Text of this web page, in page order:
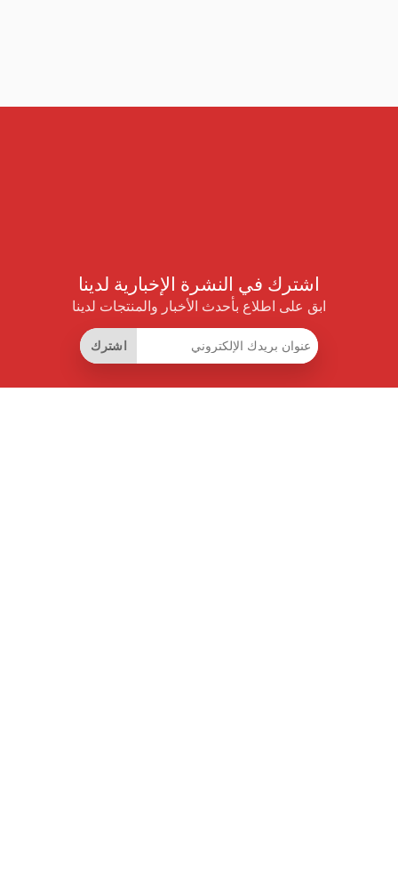
اشترك في النشرة الإخبارية لدينا
ابق على اطلاع بأحدث الأخبار والمنتجات لدينا
اشترك